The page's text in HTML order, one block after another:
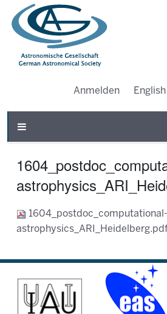
Anmelden English
1604_postdoc_computational-
astrophysics_ARI_Heidelberg.pdf